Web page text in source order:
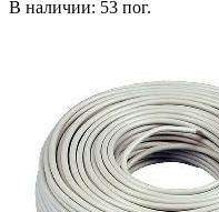
В наличии: 53 пог.